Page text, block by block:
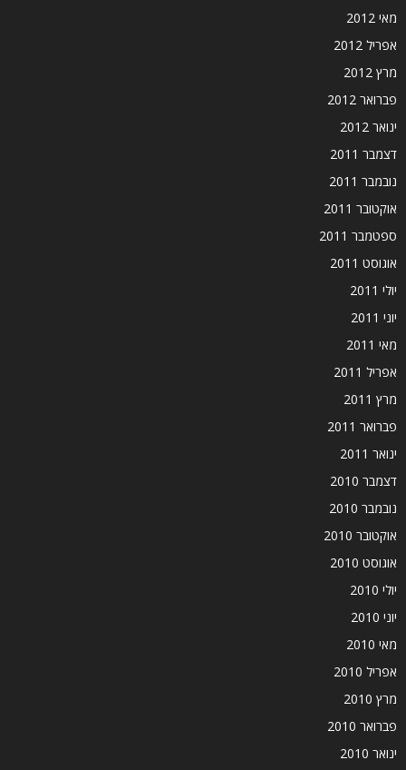
מאי 2012
אפריל 2012
מרץ 2012
פברואר 2012
ינואר 2012
דצמבר 2011
נובמבר 2011
אוקטובר 2011
ספטמבר 2011
אוגוסט 2011
יולי 2011
יוני 2011
מאי 2011
אפריל 2011
מרץ 2011
פברואר 2011
ינואר 2011
דצמבר 2010
נובמבר 2010
אוקטובר 2010
אוגוסט 2010
יולי 2010
יוני 2010
מאי 2010
אפריל 2010
מרץ 2010
פברואר 2010
ינואר 2010